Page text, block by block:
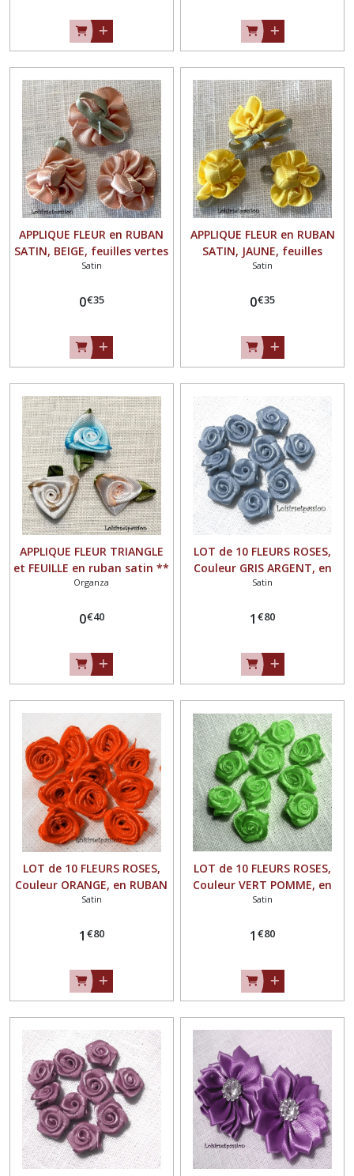
APPLIQUE FLEUR en RUBAN
SATIN, BEIGE, feuilles vertes
** 25 mm ** à coudre ou à
Satin
0€35
APPLIQUE FLEUR en RUBAN
SATIN, JAUNE, feuilles
vertes ** 25 mm ** à
l'unité - F01
Satin
0€35
APPLIQUE FLEUR TRIANGLE
et FEUILLE en ruban satin **
20 x 30 mm ** à coudre ou
l'unité - F22
Organza
0€40
LOT de 10 FLEURS ROSES,
Couleur GRIS ARGENT, en
RUBAN SATIN ** 15 mm **
Satin
1 €80
LOT de 10 FLEURS ROSES,
Couleur ORANGE, en RUBAN
SATIN ** 15 mm ** à
Satin
1 €80
LOT de 10 FLEURS ROSES,
Couleur VERT POMME, en
RUBAN SATIN ** 15 mm **
Satin
1 €80